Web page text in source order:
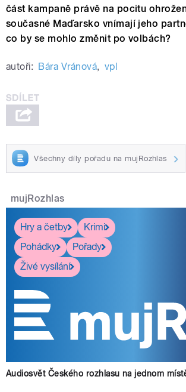
část kampaně právě na pocitu
současné Maďarsko vnímají jeho
co by se mohlo změnit po volbách?
autoři: Bára Vránová, vpl
Všechny díly pořadu na mujRozhlas
mujRozhlas
Hry a četby
Krimi
Pohádky
Pořady
Živé vysílání
Audiosvět Českého rozhlasu na jednom